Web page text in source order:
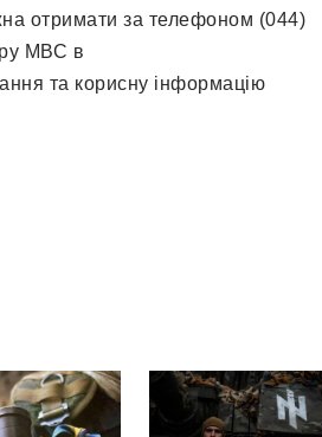
отримати за телефоном (044)
МВС в
та корисну інформацію